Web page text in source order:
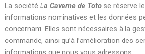
La société La Caverne de Toto se réserve
informations nominatives et les données
concernant. Elles sont nécessaires à la
commande, ainsi qu’à l’amélioration des
informations que nous vous adressons.